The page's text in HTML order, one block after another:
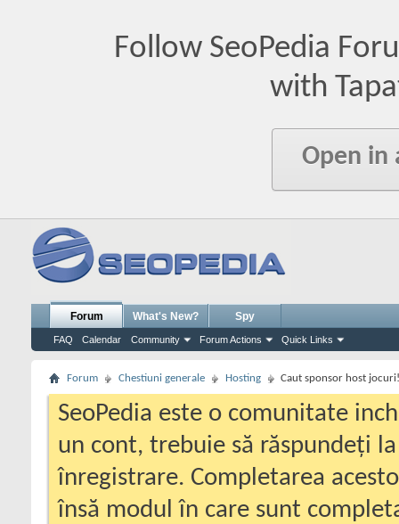
Follow SeoPedia
with
Open in
Forum
FAQ Calendar Community Forum Actions Quick Links
What's New? Spy
Forum Chestiuni generale Hosting Caut sponsor host jocuri!
SeoPedia este o comunitate
un cont, trebuie să răspundeți
înregistrare. Completarea
însă modul în care sunt